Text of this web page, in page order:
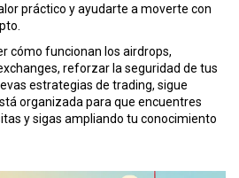
práctico y ayudarte a moverte con
cómo funcionan los airdrops,
reforzar la seguridad de tus
estrategias de trading, sigue
organizada para que encuentres
y sigas ampliando tu conocimiento